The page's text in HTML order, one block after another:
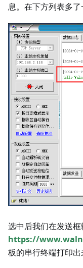
息。在下方列表多了
选中后我们在发送
https://
板的串行终端打印出